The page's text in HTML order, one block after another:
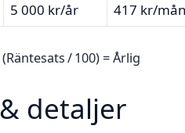
5 000 kr/år 417 kr/
/ 100) = Årlig
detaljer